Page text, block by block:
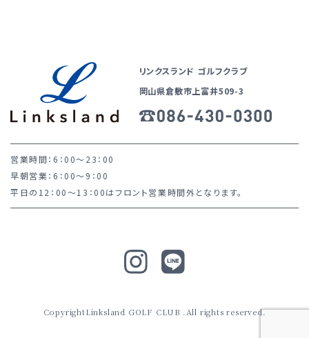
リンクスランド ゴルフクラブ
岡山県倉敷市上富井509-3
営業時間：6：00～23：00
早朝営業：6：00～9：00
平日の12：00～13：00はフロント営業時間外となります。
CopyrightLinksland GOLF CLUB .All rights reserved.